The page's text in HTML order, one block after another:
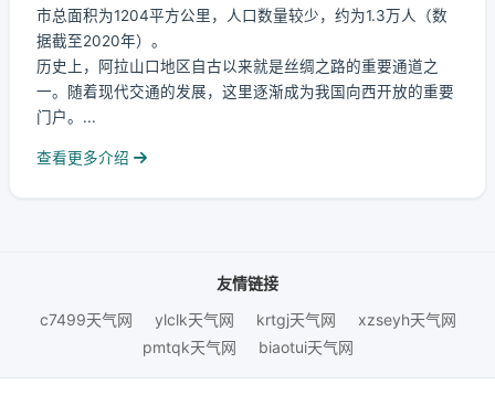
市总面积为1204平方公里，人口数量较少，约为1.3万人（数
据截至2020年）。
历史上，阿拉山口地区自古以来就是丝绸之路的重要通道之
一。随着现代交通的发展，这里逐渐成为我国向西开放的重要
门户。...
查看更多介绍
友情链接
c7499天气网
ylclk天气网 krtgj天气网
xzseyh天气网
pmtqk天气网
biaotui天气网